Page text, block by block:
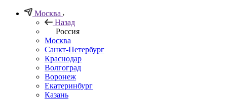
Москва
Назад
Россия
Москва
Санкт-Петербург
Краснодар
Волгоград
Воронеж
Екатеринбург
Казань